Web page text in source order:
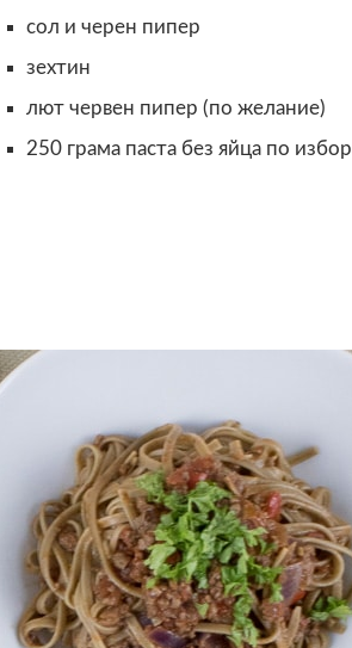
сол и черен пипер
зехтин
лют червен пипер (по желание)
250 грама паста без яйца по избор